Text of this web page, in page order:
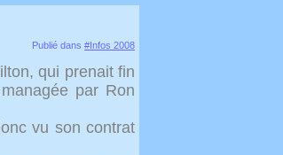
Publié dans #Infos 2008
qui prenait fin
par Ron
vu son contrat